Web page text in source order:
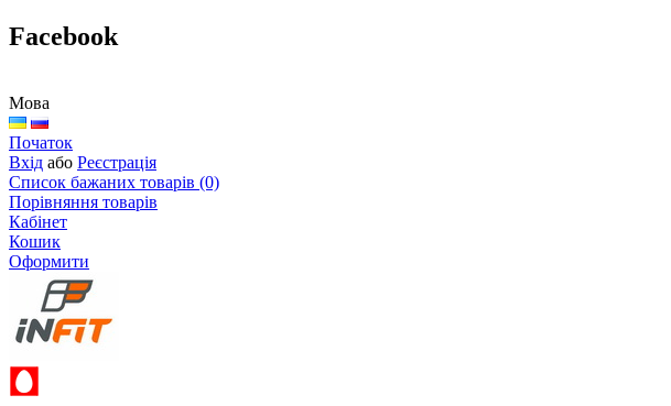
Facebook
Мова
Початок
Вхід або Реєстрація
Список бажаних товарів (0)
Порівняння товарів
Кабінет
Кошик
Оформити